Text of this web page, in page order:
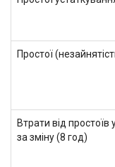
Простої
Втрати від простоїв
за зміну (8 год)